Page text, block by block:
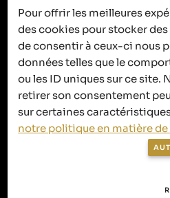
C’est ici que
ça se passe
Politique de
Politique en
Conditions
Pour offrir les meilleures
des cookies pour stocker
de consentir à ceux-ci nous
données telles que le
ou les ID uniques sur ce site.
retirer son consentement
sur certaines
notre politique en matière